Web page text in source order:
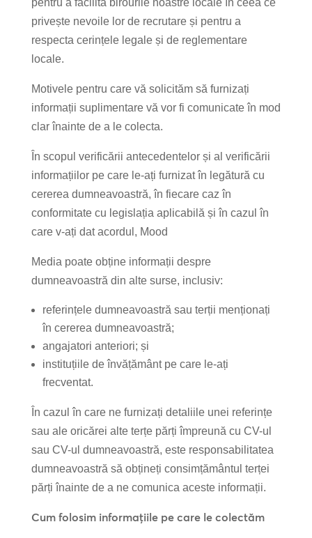
pentru a facilita birourile noastre locale în ceea ce
privește nevoile lor de recrutare și pentru a
respecta cerințele legale și de reglementare
locale.
Motivele pentru care vă solicităm să furnizați
informații suplimentare vă vor fi comunicate în mod
clar înainte de a le colecta.
În scopul verificării antecedentelor și al verificării
informațiilor pe care le-ați furnizat în legătură cu
cererea dumneavoastră, în fiecare caz în
conformitate cu legislația aplicabilă și în cazul în
care v-ați dat acordul, Mood
Media poate obține informații despre
dumneavoastră din alte surse, inclusiv:
referințele dumneavoastră sau terții menționați
în cererea dumneavoastră;
angajatori anteriori; și
instituțiile de învățământ pe care le-ați
frecventat.
În cazul în care ne furnizați detaliile unei referințe
sau ale oricărei alte terțe părți împreună cu CV-ul
sau CV-ul dumneavoastră, este responsabilitatea
dumneavoastră să obțineți consimțământul terței
părți înainte de a ne comunica aceste informații.
Cum folosim informațiile pe care le colectăm